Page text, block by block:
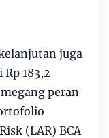
juga
183,2
peran
(LAR) BCA